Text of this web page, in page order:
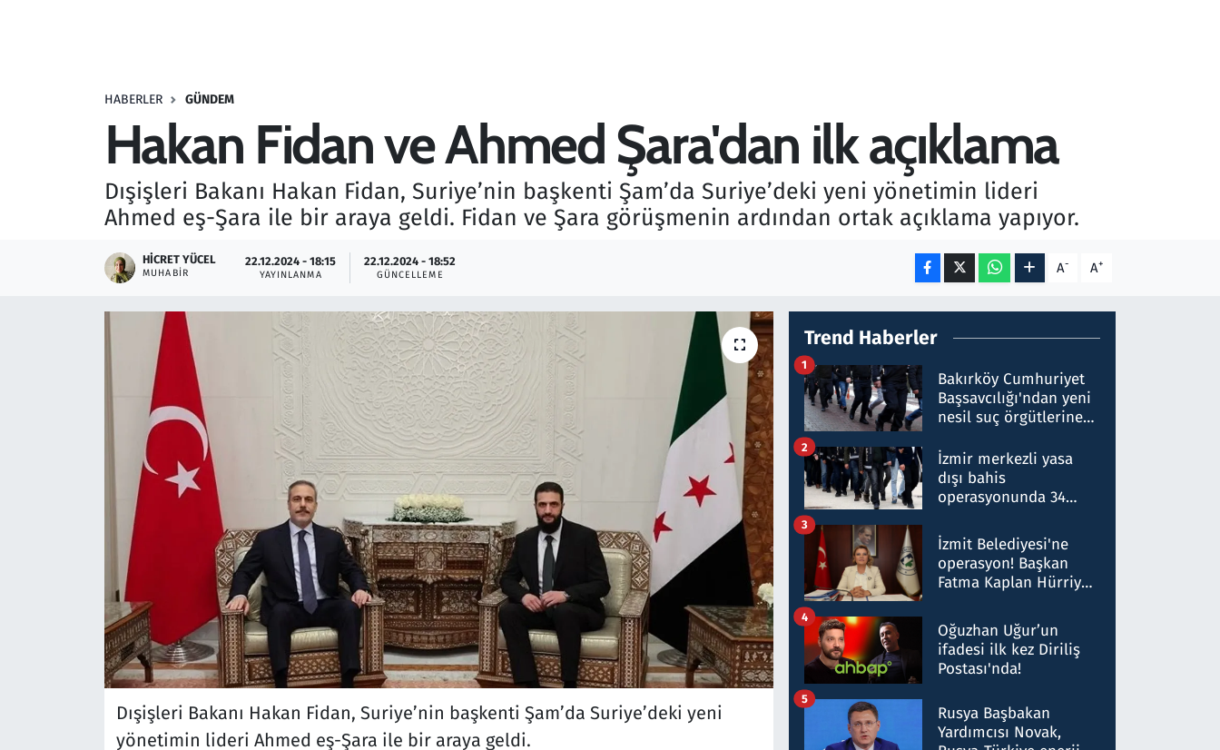
HABERLER GÜNDEM
Hakan Fidan ve Ahmed Şara'dan ilk açıklama
Dışişleri Bakanı Hakan Fidan, Suriye’nin başkenti Şam’da Suriye’deki yeni yönetimin lideri
Ahmed eş-Şara ile bir araya geldi. Fidan ve Şara görüşmenin ardından ortak açıklama yapıyor.
HICRET YÜCEL
MUHABIR
22.12.2024 - 18:15
YAYINLANMA
22.12.2024 - 18:52
GÜNCELLEME A- A+
Dışişleri Bakanı Hakan Fidan, Suriye’nin başkenti Şam’da Suriye’deki yeni
yönetimin lideri Ahmed eş-Şara ile bir araya geldi.
Trend Haberler
Bakırköy Cumhuriyet
Başsavcılığı'ndan yeni
nesil suç örgütlerine
hakkında gözaltı kararı
1
İzmir merkezli yasa
dışı bahis
operasyonunda 34
Milyar liralık para
trafiği tespit edildi
2
İzmit Belediyesi'ne
operasyon! Başkan
Fatma Kaplan Hürriyet
3
Oğuzhan Uğur’un
ifadesi ilk kez Diriliş
Postası'nda!
4
Rusya Başbakan
Yardımcısı Novak,
5
Savunma Sanayi
Seçim 2023
Teknoloji ve Bilim